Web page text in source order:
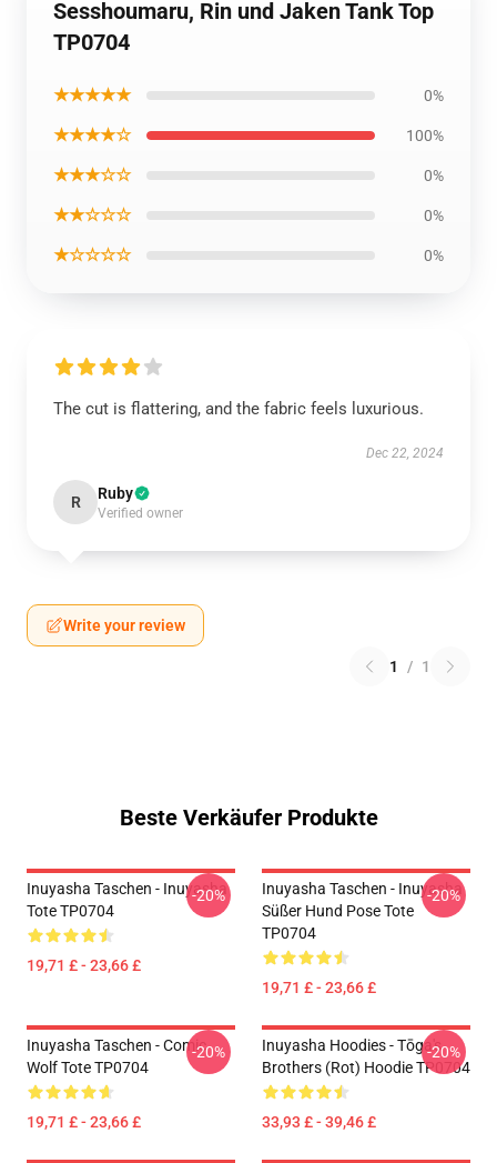
Sesshoumaru, Rin und Jaken Tank Top
TP0704
★★★★★ 0%
★★★★☆ 100%
★★★☆☆ 0%
★★☆☆☆ 0%
★☆☆☆☆ 0%
The cut is flattering, and the fabric feels luxurious.
Dec 22, 2024
R Ruby
Verified owner
Write your review
1 / 1
Beste Verkäufer Produkte
Inuyasha Taschen - Inuyasha
Tote TP0704
19,71 £ - 23,66 £
-20%
Inuyasha Taschen - Inuyasha
Süßer Hund Pose Tote
TP0704
19,71 £ - 23,66 £
-20%
Inuyasha Taschen - Comic
Wolf Tote TP0704
19,71 £ - 23,66 £
-20%
Inuyasha Hoodies - Tōga's
Brothers (rot) Hoodie TP0704
33,93 £ - 39,46 £
-20%